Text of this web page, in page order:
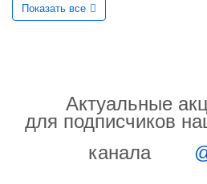
Показать все
Актуальные
для подписчиков
канала